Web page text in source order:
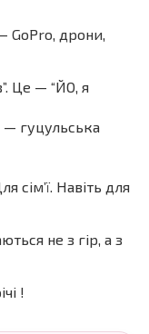
GoPro, дрони,
Це — “ЙО, я
гуцульська
сім’ї. Навіть для
не з гір, а з
!